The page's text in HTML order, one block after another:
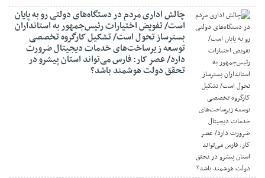
چالش اداری مردم در دستگاه‌های دولتی رو به پایان
است/ تفویض اختیارات رئیس‌جمهور به استانداران
بسترساز تحول است/ تشکیل کارگروه تخصصی
توسعه زیرساخت‌های خدمات دیجیتال ضرورت
دارد/ عصر کار: فارس می‌تواند استان پیشرو در
تحقق دولت هوشمند باشد؟